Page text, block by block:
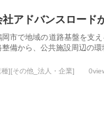
社アドバンスロード
岡市で地域の道路基盤を支
整備から、公共施設周辺の
][その他_法人・企業]